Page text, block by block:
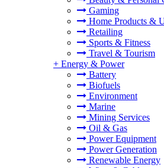
Gaming
Home Products &
Retailing
Sports & Fitness
Travel & Tourism
+ Energy & Power
Battery
Biofuels
Environment
Marine
Mining Services
Oil & Gas
Power Equipment
Power Generation
Renewable Energy